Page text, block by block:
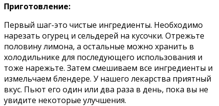
Приготовление:
Первый шаг-это чистые ингредиенты. Необходимо
нарезать огурец и сельдерей на кусочки. Отрежьте
половину лимона, а остальные можно хранить в
холодильнике для последующего использования и
тоже нарежьте. Затем смешиваем все ингредиенты и
измельчаем блендере. У нашего лекарства приятный
вкус. Пьют его один или два раза в день, пока вы не
увидите некоторые улучшения.